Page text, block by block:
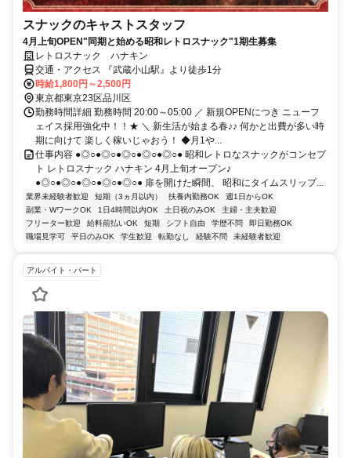
スナックのキャストスタッフ
4月上旬OPEN"同期と始める昭和レトロスナック"1期生募集
レトロスナック ハナキン
交通・アクセス 『武蔵小山駅』より徒歩1分
時給1,800円～2,500円
東京都東京23区品川区
勤務時間詳細 勤務時間 20:00～05:00 ／ 新規OPENにつき ニューフ
ェイス採用強化中！！★ ＼ 新生活が始まる春♪♪ 何かと出費が多い時
期に向けて 楽しく稼いじゃおう！ ◆月1や...
仕事内容 ●◎○●◎○●◎○●◎○●◎○● 昭和レトロなスナックがコンセプ
ト レトロスナック ハナキン 4月上旬オープン♪
●◎○●◎○●◎○●◎○●◎○● 扉を開けた瞬間、 昭和にタイムスリップ...
業界未経験者歓迎 短期（3ヵ月以内） 扶養内勤務OK
週1日からOK
副業・WワークOK
1日4時間以内OK 土日祝のみOK
主婦・主夫歓迎
フリーター歓迎
給料前払いOK 短期 シフト自由 学歴不問
即日勤務OK
職場見学可
平日のみOK 学生歓迎 転勤なし 経験不問 未経験者歓迎
アルバイト・パート